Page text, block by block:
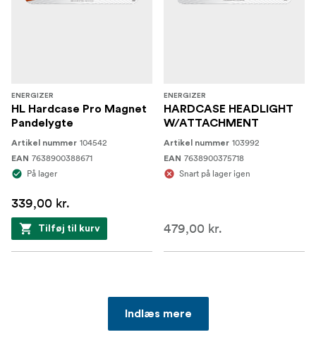
ENERGIZER
HL Hardcase Pro Magnet
Pandelygte
Artikel nummer 104542
EAN 7638900388671
På lager
339,00 kr.
Tilføj til kurv
ENERGIZER
HARDCASE HEADLIGHT
W/ATTACHMENT
Artikel nummer 103992
EAN 7638900375718
Snart på lager igen
479,00 kr.
Indlæs mere